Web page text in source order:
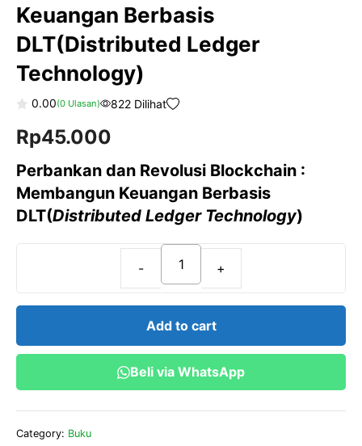
Keuangan Berbasis
DLT(Distributed Ledger
Technology)
o
u
o
f
5
0.00(0Ulasan) 822 Dilihat
Rp45.000
Perbankan dan Revolusi Blockchain :
Membangun Keuangan Berbasis
DLT(Distributed Ledger Technology)
Perbankan
dan
:
Membangun
Add to cart
Beli via WhatsApp
Category: Buku